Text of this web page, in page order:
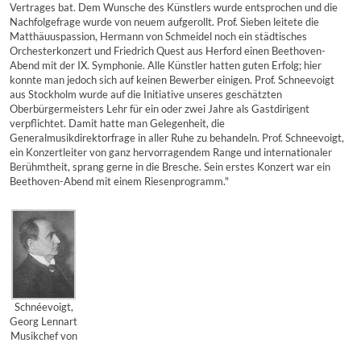
Vertrages bat. Dem Wunsche des Künstlers wurde entsprochen und die
Nachfolgefrage wurde von neuem aufgerollt. Prof. Sieben leitete die
Matthäuuspassion, Hermann von Schmeidel noch ein städtisches
Orchesterkonzert und Friedrich Quest aus Herford einen Beethoven-
Abend mit der IX. Symphonie. Alle Künstler hatten guten Erfolg; hier
konnte man jedoch sich auf keinen Bewerber einigen. Prof. Schneevoigt
aus Stockholm wurde auf die Initiative unseres geschätzten
Oberbürgermeisters Lehr für ein oder zwei Jahre als Gastdirigent
verpflichtet. Damit hatte man Gelegenheit, die
Generalmusikdirektorfrage in aller Ruhe zu behandeln. Prof. Schneevoigt,
ein Konzertleiter von ganz hervorragendem Range und internationaler
Berühmtheit, sprang gerne in die Bresche. Sein erstes Konzert war ein
Beethoven-Abend mit einem Riesenprogramm."
Schnéevoigt,
Georg Lennart
Musikchef von